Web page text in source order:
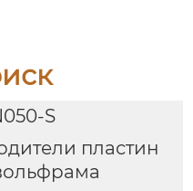
S
пластин